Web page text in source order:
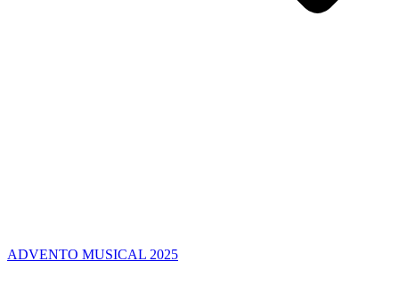
ADVENTO MUSICAL 2025